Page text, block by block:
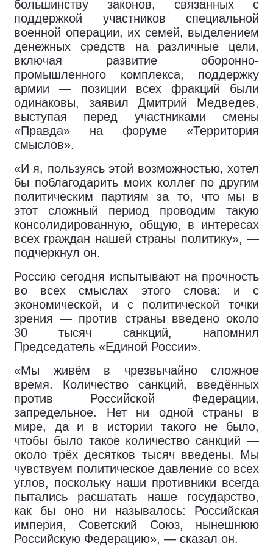
большинству законов, связанных с
поддержкой участников специальной
военной операции, их семей, выделением
денежных средств на различные цели,
включая развитие оборонно-
промышленного комплекса, поддержку
армии — позиции всех фракций были
одинаковы, заявил Дмитрий Медведев,
выступая перед участниками смены
«Правда» на форуме «Территория
смыслов».
«И я, пользуясь этой возможностью, хотел
бы поблагодарить моих коллег по другим
политическим партиям за то, что мы в
этот сложный период проводим такую
консолидированную, общую, в интересах
всех граждан нашей страны политику», —
подчеркнул он.
Россию сегодня испытывают на прочность
во всех смыслах этого слова: и с
экономической, и с политической точки
зрения — против страны введено около
30 тысяч санкций, напомнил
Председатель «Единой России».
«Мы живём в чрезвычайно сложное
время. Количество санкций, введённых
против Российской Федерации,
запредельное. Нет ни одной страны в
мире, да и в истории такого не было,
чтобы было такое количество санкций —
около трёх десятков тысяч введены. Мы
чувствуем политическое давление со всех
углов, поскольку наши противники всегда
пытались расшатать наше государство,
как бы оно ни называлось: Российская
империя, Советский Союз, нынешнюю
Российскую Федерацию», — сказал он.